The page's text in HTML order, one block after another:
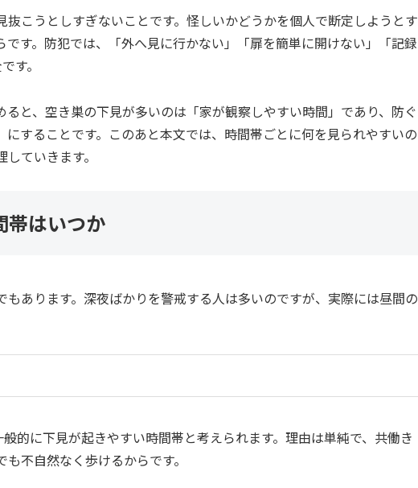
こうとしすぎないことです。怪しいかどうかを個人で断定しようとす
す。防犯では、「外へ見に行かない」「扉を簡単に開けない」「記録
す。
と、空き巣の下見が多いのは「家が観察しやすい時間」であり、防ぐ
することです。このあと本文では、時間帯ごとに何を見られやすいの
ていきます。
帯はいつか
あります。深夜ばかりを警戒する人は多いのですが、実際には昼間の
的に下見が起きやすい時間帯と考えられます。理由は単純で、共働き
不自然なく歩けるからです。